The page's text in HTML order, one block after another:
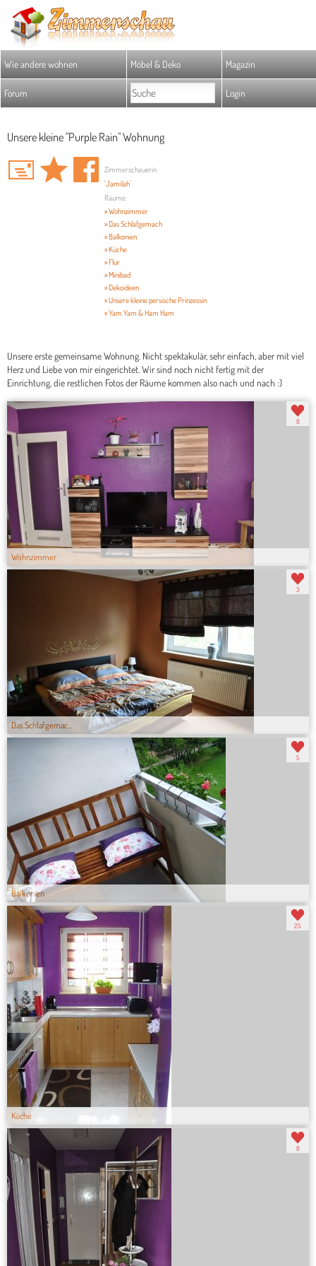
Wie andere wohnen Möbel & Deko Magazin
Forum Login
Unsere kleine "Purple Rain" Wohnung
Zimmerschauerin
'Jamilah'
Räume
» Wohnzimmer
» Das Schlafgemach
» Balkonien
» Küche
» Flur
» Minibad
» Dekoideen
» Unsere kleine persische Prinzessin
» Yam Yam & Ham Ham
Unsere erste gemeinsame Wohnung. Nicht spektakulär, sehr einfach, aber mit viel
Herz und Liebe von mir eingerichtet. Wir sind noch nicht fertig mit der
Einrichtung, die restlichen Fotos der Räume kommen also nach und nach :)
Wohnzimmer
8
Das Schlafgemac...
3
Balkonien
5
Küche
25
8